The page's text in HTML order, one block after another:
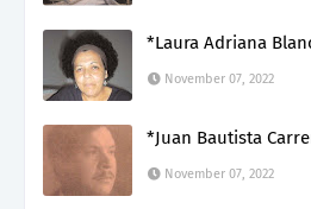
*Laura Adriana
November 07, 2022
*Juan Bautista
November 07, 2022